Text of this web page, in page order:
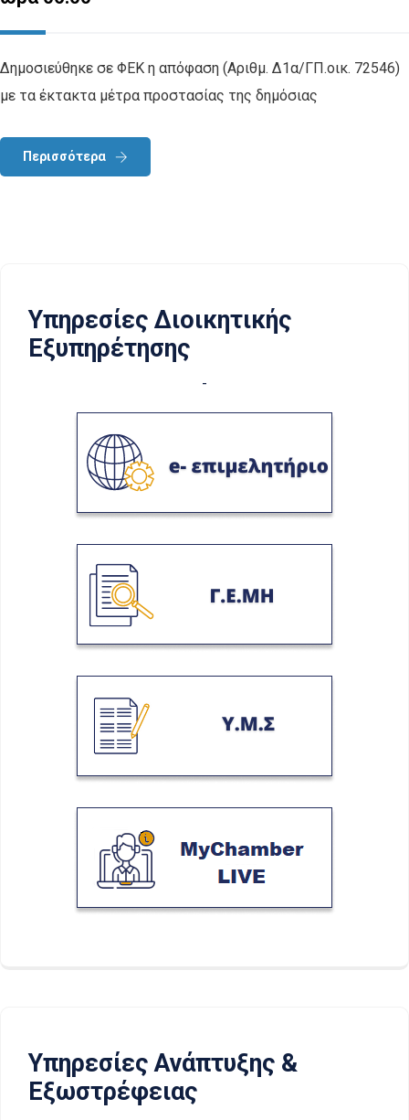
Δημοσιεύθηκε σε ΦΕΚ η απόφαση (Αριθμ. Δ1α/ΓΠ.οικ. 72546)
με τα έκτακτα μέτρα προστασίας της δημόσιας
Περισσότερα
Υπηρεσίες Διοικητικής
Εξυπηρέτησης
-
Υπηρεσίες Ανάπτυξης &
Εξωστρέφειας